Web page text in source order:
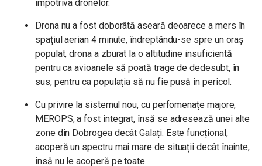
împotriva dronelor.
Drona nu a fost doborâtă aseară deoarece a mers în
spațiul aerian 4 minute, îndreptându-se spre un oraș
populat, drona a zburat la o altitudine insuficientă
pentru ca avioanele să poată trage de dedesubt, în
sus, pentru ca populația să nu fie pusă în pericol.
Cu privire la sistemul nou, cu perfomenațe majore,
MEROPS, a fost integrat, însă se adresează unei alte
zone din Dobrogea decât Galați. Este funcțional,
acoperă un spectru mai mare de situații decât înainte,
însă nu le acoperă pe toate.